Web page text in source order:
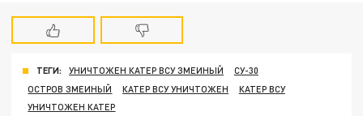
ТЕГИ: УНИЧТОЖЕН КАТЕР ВСУ ЗМЕИНЫЙ
СУ-30
ОСТРОВ ЗМЕИНЫЙ
КАТЕР ВСУ УНИЧТОЖЕН
КАТЕР ВСУ
УНИЧТОЖЕН КАТЕР